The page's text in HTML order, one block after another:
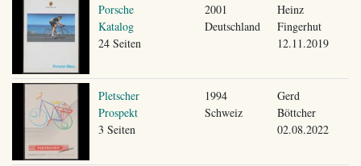
Porsche
Katalog
24 Seiten
2001
Deutschland
Heinz
Fingerhut
12.11.2019
Pletscher
Prospekt
3 Seiten
1994
Schweiz
Gerd
Böttcher
02.08.2022